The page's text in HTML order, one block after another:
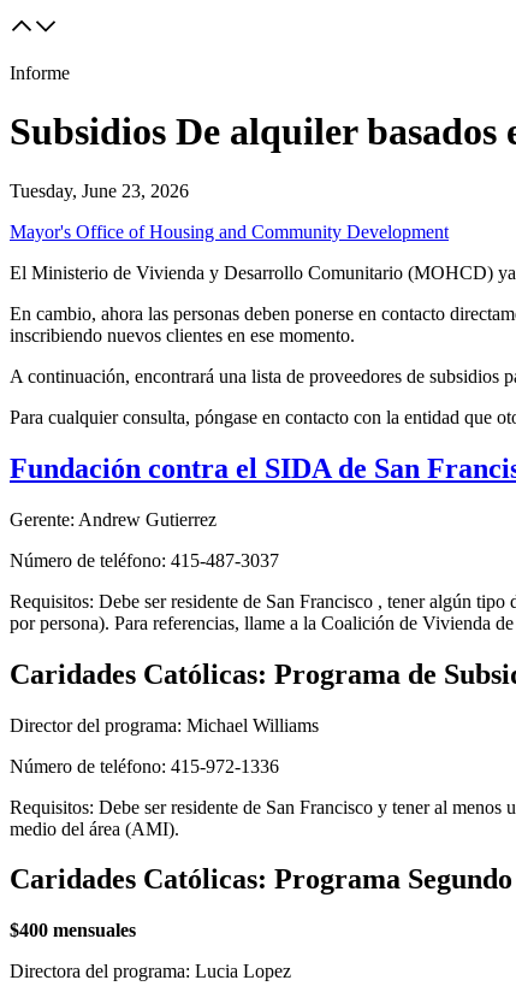
Informe
Subsidios De alquiler
Tuesday, June 23, 2026
Mayor's Office of Housing and Community Development
El Ministerio de Vivienda y Desarrollo Comunitario (MOHCD) ya
En cambio, ahora las personas deben ponerse en contacto
inscribiendo nuevos clientes en ese momento.
A continuación, encontrará una lista de proveedores de
Para cualquier consulta, póngase en contacto con la entidad que
Fundación contra el SIDA de San
Gerente: Andrew Gutierrez
Número de teléfono: 415-487-3037
Requisitos: Debe ser residente de San Francisco , tener algún
por persona). Para referencias, llame a la Coalición de Vivienda
Caridades Católicas: Programa de
Director del programa: Michael Williams
Número de teléfono: 415-972-1336
Requisitos: Debe ser residente de San Francisco y tener al
medio del área (AMI).
Caridades Católicas: Programa
$400 mensuales
Directora del programa: Lucia Lopez